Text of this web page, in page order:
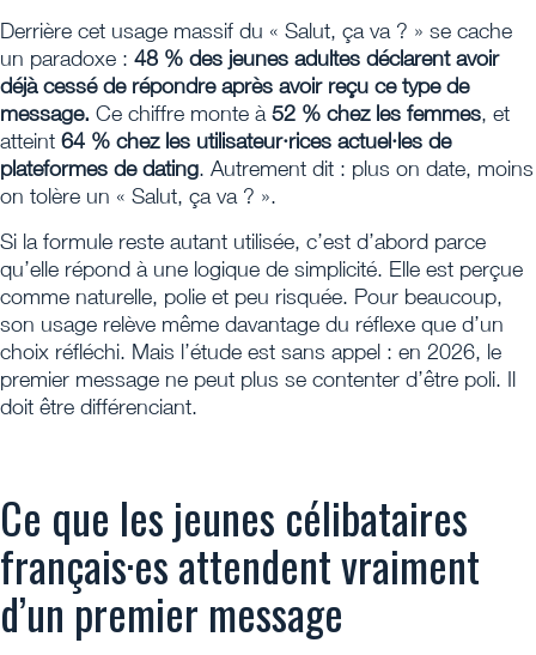
Derrière cet usage massif du « Salut, ça va ? » se cache
un paradoxe : 48 % des jeunes adultes déclarent avoir
déjà cessé de répondre après avoir reçu ce type de
message. Ce chiffre monte à52 % chez les femmes, et
atteint 64 % chez les utilisateur·rices actuel·les de
plateformes de dating. Autrement dit : plus on date, moins
on tolère un « Salut, ça va ? ».
Si la formule reste autant utilisée, c’est d’abord parce
qu’elle répond à une logique de simplicité. Elle est perçue
comme naturelle, polie et peu risquée. Pour beaucoup,
son usage relève même davantage du réflexe que d’un
choix réfléchi. Mais l’étude est sans appel : en 2026, le
premier message ne peut plus se contenter d’être poli. Il
doit être différenciant.
Ce que les jeunes célibataires
français·es attendent vraiment
d’un premier message